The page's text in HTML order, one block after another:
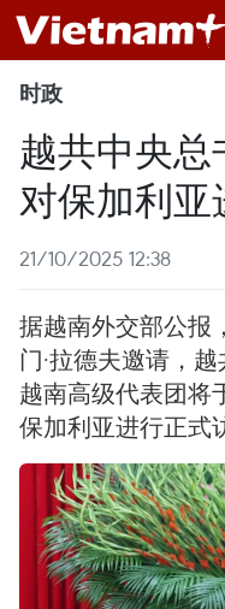
时政
越共中央
对保加利
21/10/2025 12:38
据越南外交部公报
门·拉德夫邀请，
越南高级代表团将
保加利亚进行正式